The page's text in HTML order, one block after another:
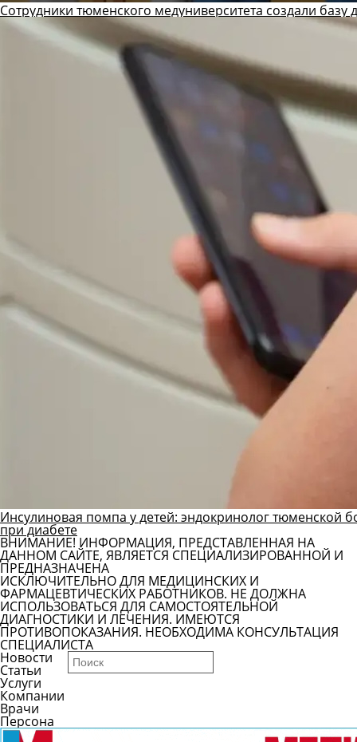
Сотрудники тюменского медуниверситета создали
Инсулиновая помпа у детей: эндокринолог тюменской
при диабете
ВНИМАНИЕ! ИНФОРМАЦИЯ, ПРЕДСТАВЛЕННАЯ НА
ДАННОМ САЙТЕ, ЯВЛЯЕТСЯ СПЕЦИАЛИЗИРОВАННОЙ И
ПРЕДНАЗНАЧЕНА
ИСКЛЮЧИТЕЛЬНО ДЛЯ МЕДИЦИНСКИХ И
ФАРМАЦЕВТИЧЕСКИХ РАБОТНИКОВ. НЕ ДОЛЖНА
ИСПОЛЬЗОВАТЬСЯ ДЛЯ САМОСТОЯТЕЛЬНОЙ
ДИАГНОСТИКИ И ЛЕЧЕНИЯ. ИМЕЮТСЯ
ПРОТИВОПОКАЗАНИЯ. НЕОБХОДИМА КОНСУЛЬТАЦИЯ
СПЕЦИАЛИСТА
Новости
Статьи
Услуги
Компании
Врачи
Персона